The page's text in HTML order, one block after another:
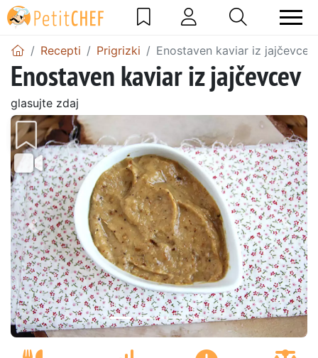
Recepti Prigrizki Enostaven kaviar iz jajčevcev
Enostaven kaviar iz jajčevcev
glasujte zdaj
Prejšnji